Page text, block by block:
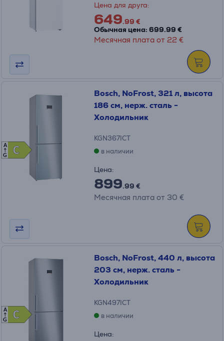
Цена для друга:
649.99 €
Обычная цена: 699.99 €
Месячная плата от 22 €
C
C
A
G
Bosch, NoFrost, 321 л, высота
186 см, нерж. сталь -
Холодильник
KGN367ICT
в наличии
Цена:
899.99 €
Месячная плата от 30 €
C
C
A
G
Bosch, NoFrost, 440 л, высота
203 см, нерж. сталь -
Холодильник
KGN497ICT
в наличии
Цена: